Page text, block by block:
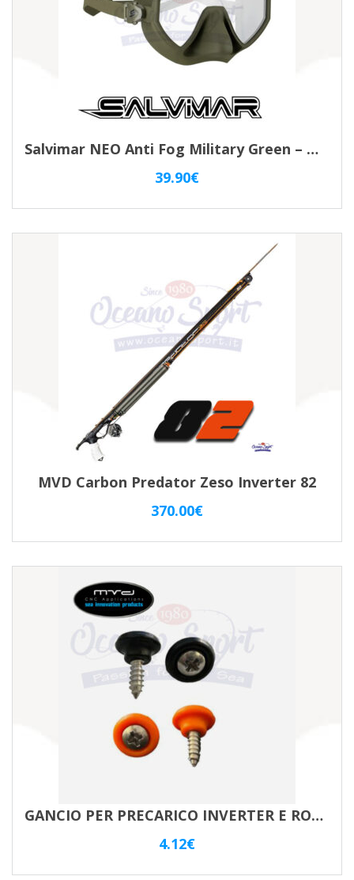
Salvimar NEO Anti Fog Military Green – Maschera Apnea Monolente
39.90€
MVD Carbon Predator Zeso Inverter 82
370.00€
GANCIO PER PRECARICO INVERTER E ROLLER – COPPIA
4.12€